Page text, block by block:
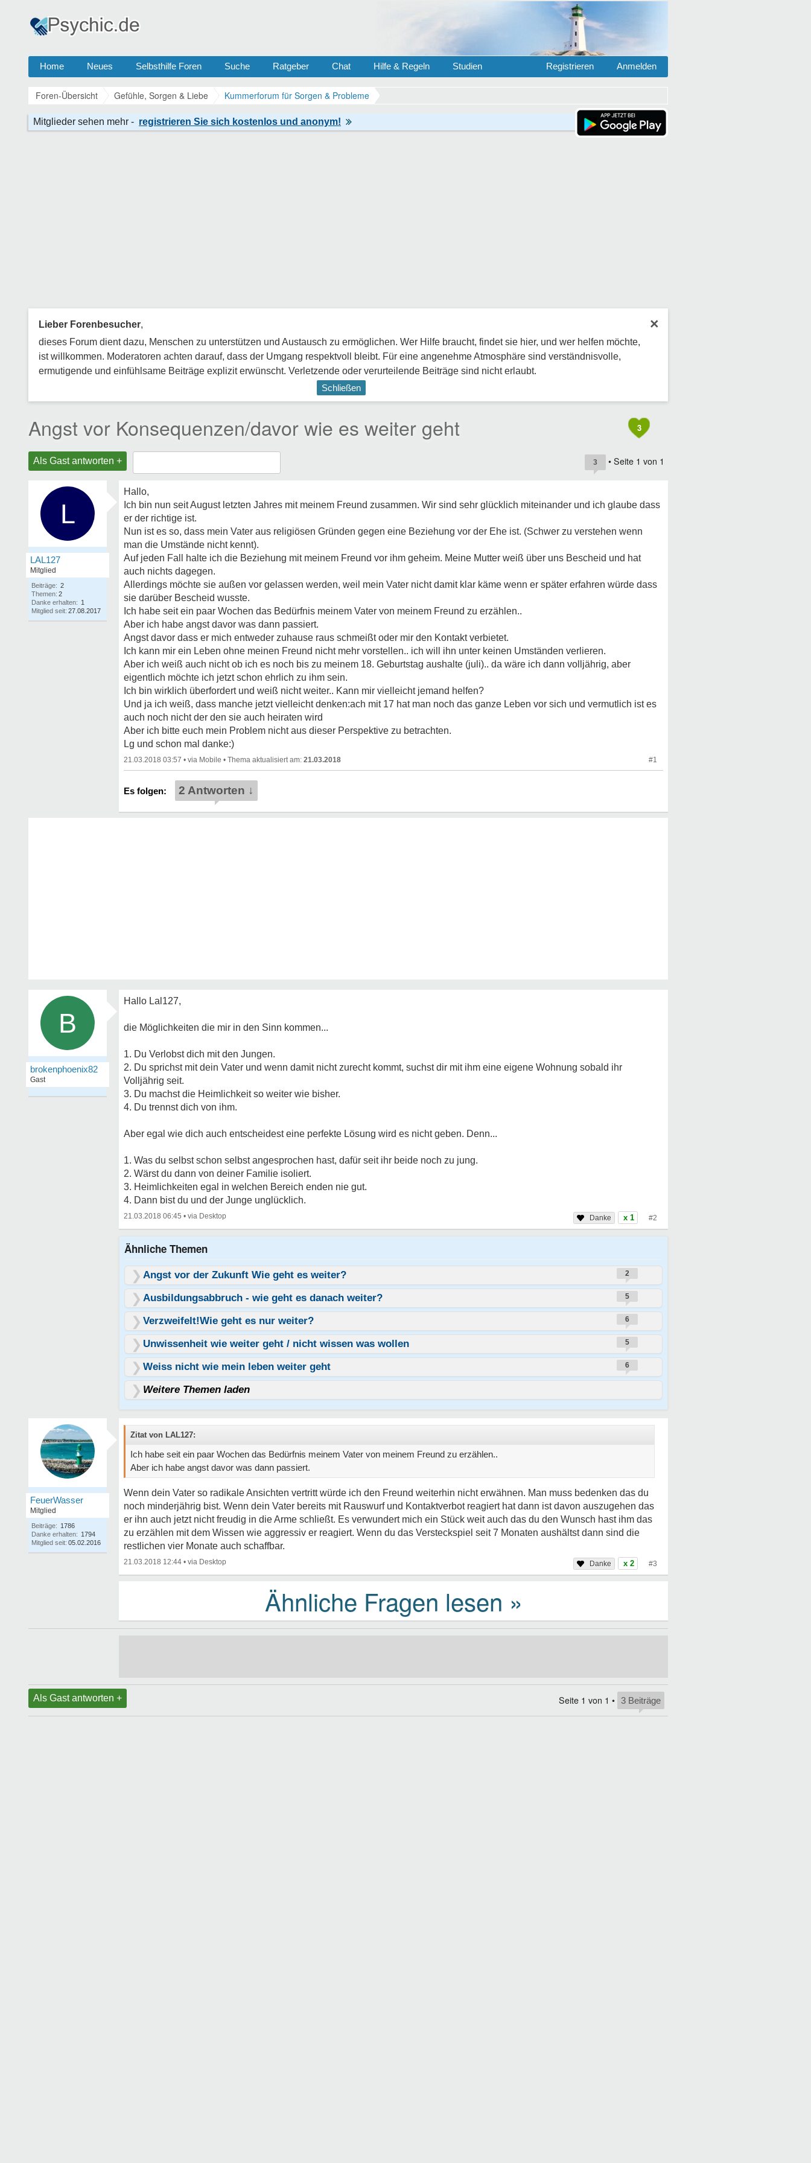
Home Neues Selbsthilfe Foren Suche Ratgeber Chat Hilfe & Regeln Studien Anmelden
Registrieren
Foren-Übersicht Gefühle, Sorgen & Liebe Kummerforum für Sorgen & Probleme
×
Lieber Forenbesucher,
dieses Forum dient dazu, Menschen zu unterstützen und Austausch zu ermöglichen. Wer Hilfe braucht, findet sie hier, und wer helfen möchte,
ist willkommen. Moderatoren achten darauf, dass der Umgang respektvoll bleibt. Für eine angenehme Atmosphäre sind verständnisvolle,
ermutigende und einfühlsame Beiträge explizit erwünscht. Verletzende oder verurteilende Beiträge sind nicht erlaubt.
Schließen
3
Angst vor Konsequenzen/davor wie es weiter geht
Als Gast antworten + 3 • Seite 1 von 1
L
LAL127
Mitglied
Beiträge: 2
Themen: 2
Danke erhalten: 1
Mitglied seit: 27.08.2017
Hallo,
Ich bin nun seit August letzten Jahres mit meinem Freund zusammen. Wir sind sehr glücklich miteinander und ich glaube dass
er der richtige ist.
Nun ist es so, dass mein Vater aus religiösen Gründen gegen eine Beziehung vor der Ehe ist. (Schwer zu verstehen wenn
man die Umstände nicht kennt).
Auf jeden Fall halte ich die Beziehung mit meinem Freund vor ihm geheim. Meine Mutter weiß über uns Bescheid und hat
auch nichts dagegen.
Allerdings möchte sie außen vor gelassen werden, weil mein Vater nicht damit klar käme wenn er später erfahren würde dass
sie darüber Bescheid wusste.
Ich habe seit ein paar Wochen das Bedürfnis meinem Vater von meinem Freund zu erzählen..
Aber ich habe angst davor was dann passiert.
Angst davor dass er mich entweder zuhause raus schmeißt oder mir den Kontakt verbietet.
Ich kann mir ein Leben ohne meinen Freund nicht mehr vorstellen.. ich will ihn unter keinen Umständen verlieren.
Aber ich weiß auch nicht ob ich es noch bis zu meinem 18. Geburtstag aushalte (juli).. da wäre ich dann volljährig, aber
eigentlich möchte ich jetzt schon ehrlich zu ihm sein.
Ich bin wirklich überfordert und weiß nicht weiter.. Kann mir vielleicht jemand helfen?
Und ja ich weiß, dass manche jetzt vielleicht denken:ach mit 17 hat man noch das ganze Leben vor sich und vermutlich ist es
auch noch nicht der den sie auch heiraten wird
Aber ich bitte euch mein Problem nicht aus dieser Perspektive zu betrachten.
Lg und schon mal danke:)
21.03.2018 03:57 • • 21.03.2018 #1
2 Antworten ↓
B
brokenphoenix82
Gast
Hallo Lal127,
die Möglichkeiten die mir in den Sinn kommen...
1. Du Verlobst dich mit den Jungen.
2. Du sprichst mit dein Vater und wenn damit nicht zurecht kommt, suchst dir mit ihm eine eigene Wohnung sobald ihr
Volljährig seit.
3. Du machst die Heimlichkeit so weiter wie bisher.
4. Du trennst dich von ihm.
Aber egal wie dich auch entscheidest eine perfekte Lösung wird es nicht geben. Denn...
1. Was du selbst schon selbst angesprochen hast, dafür seit ihr beide noch zu jung.
2. Wärst du dann von deiner Familie isoliert.
3. Heimlichkeiten egal in welchen Bereich enden nie gut.
4. Dann bist du und der Junge unglücklich.
21.03.2018 06:45 • x 1 #2
Ähnliche Themen
Angst vor der Zukunft Wie geht es weiter? 2
Ausbildungsabbruch - wie geht es danach weiter? 5
Verzweifelt!Wie geht es nur weiter? 6
Unwissenheit wie weiter geht / nicht wissen was wollen 5
Weiss nicht wie mein leben weiter geht 6
Weitere Themen laden
FeuerWasser
Mitglied
Beiträge: 1786
Danke erhalten: 1794
Mitglied seit: 05.02.2016
Zitat von LAL127:
Ich habe seit ein paar Wochen das Bedürfnis meinem Vater von meinem Freund zu erzählen..
Aber ich habe angst davor was dann passiert.
Wenn dein Vater so radikale Ansichten vertritt würde ich den Freund weiterhin nicht erwähnen. Man muss bedenken das du
noch minderjährig bist. Wenn dein Vater bereits mit Rauswurf und Kontaktverbot reagiert hat dann ist davon auszugehen das
er ihn auch jetzt nicht freudig in die Arme schließt. Es verwundert mich ein Stück weit auch das du den Wunsch hast ihm das
zu erzählen mit dem Wissen wie aggressiv er reagiert. Wenn du das Versteckspiel seit 7 Monaten aushältst dann sind die
restlichen vier Monate auch schaffbar.
21.03.2018 12:44 • x 2 #3
Als Gast antworten + Seite 1 von 1 • 3 Beiträge